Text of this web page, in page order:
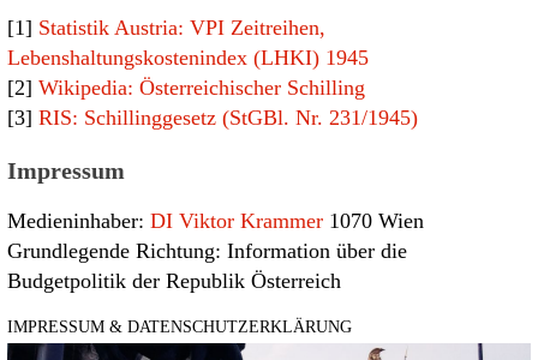
[1] Statistik Austria: VPI Zeitreihen,
Lebenshaltungskostenindex (LHKI) 1945
[2] Wikipedia: Österreichischer Schilling
[3] RIS: Schillinggesetz (StGBl. Nr. 231/1945)
Impressum
Medieninhaber: DI Viktor Krammer 1070 Wien
Grundlegende Richtung: Information über die
Budgetpolitik der Republik Österreich
IMPRESSUM & DATENSCHUTZERKLÄRUNG